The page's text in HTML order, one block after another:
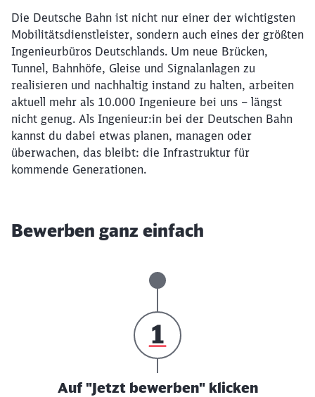
Die Deutsche Bahn ist nicht nur einer der wichtigsten
Mobilitätsdienstleister, sondern auch eines der größten
Ingenieurbüros Deutschlands. Um neue Brücken,
Tunnel, Bahnhöfe, Gleise und Signalanlagen zu
realisieren und nachhaltig instand zu halten, arbeiten
aktuell mehr als 10.000 Ingenieure bei uns – längst
nicht genug. Als Ingenieur:in bei der Deutschen Bahn
kannst du dabei etwas planen, managen oder
überwachen, das bleibt: die Infrastruktur für
kommende Generationen.
Bewerben ganz einfach
Auf "Jetzt bewerben" klicken